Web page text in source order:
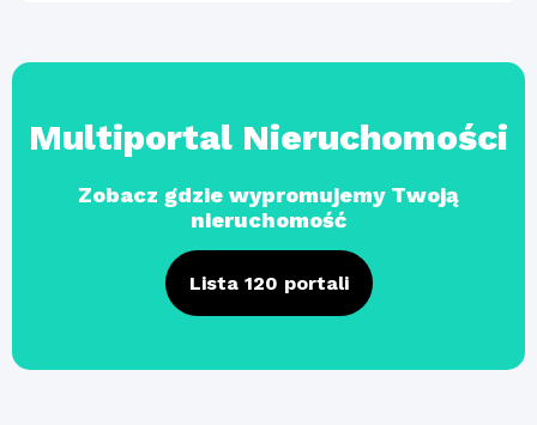
Multiportal Nieruchomości
Zobacz gdzie wypromujemy Twoją
nieruchomość
Lista 120 portali